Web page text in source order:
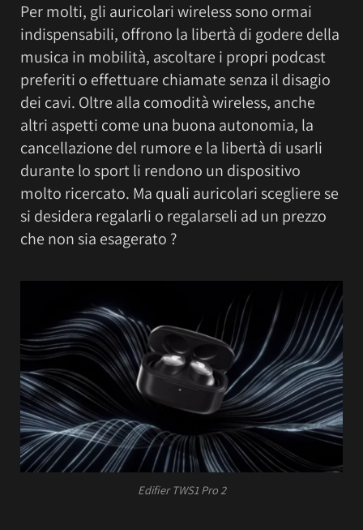
Per molti, gli auricolari wireless sono ormai
indispensabili, offrono la libertà di godere della
musica in mobilità, ascoltare i propri podcast
preferiti o effettuare chiamate senza il disagio
dei cavi. Oltre alla comodità wireless, anche
altri aspetti come una buona autonomia, la
cancellazione del rumore e la libertà di usarli
durante lo sport li rendono un dispositivo
molto ricercato. Ma quali auricolari scegliere se
si desidera regalarli o regalarseli ad un prezzo
che non sia esagerato ?
Edifier TWS1 Pro 2